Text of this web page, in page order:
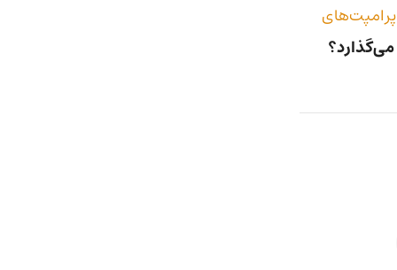
پرامپت‌های